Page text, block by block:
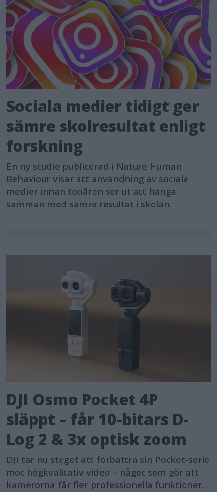
Sociala medier tidigt ger
sämre skolresultat enligt
forskning
En ny studie publicerad i Nature Human
Behaviour visar att användning av sociala
medier innan tonåren ser ut att hänga
samman med sämre resultat i skolan.
DJI Osmo Pocket 4P
släppt – får 10-bitars D-
Log 2 & 3x optisk zoom
DJI tar nu steget att förbättra sin Pocket-serie
mot högkvalitativ video – något som gör att
kamerorna får fler professionella funktioner.